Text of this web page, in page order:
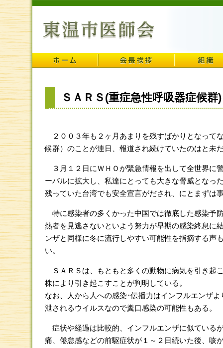
ＳＡＲＳ(重症急性呼吸器症候群)
２００３年も２ヶ月あまりを残すばかりとなって
候群）のことが連日、報道され続けていたのはと未
３月１２日にＷＨＯが緊急情報を出して全世界に
ーバルに拡大し、私達にとっても大きな脅威となっ
残っていた台湾でも安全宣言がだされ、にとまずは
特に感染者の多くかった中国では徹底した感染予
熱者を見逃さないといよう努力が早期の感染終息に
ンザと同様に冬に流行しやすい可能性を指摘する声
い。
ＳＡＲＳは、もともと多くの動物に病気を引き起
株により引き起こすことが判明している。
なお、人から人への感染･伝播力はインフルエンザ
泄されるウイルスなので糞口感染の可能性もある。
症状や経過は比較的、インフルエンザに似ている
痛、倦怠感などの前駆症状が１～２日続いた後、咳